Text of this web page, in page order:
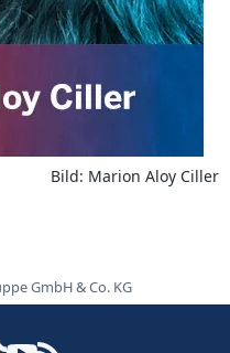
Bild: Marion Aloy Ciller
GmbH & Co. KG